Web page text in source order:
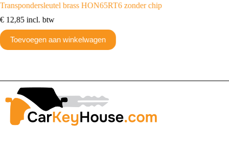
Transpondersleutel brass HON65RT6 zonder chip
€ 12,85 incl. btw
Toevoegen aan winkelwagen